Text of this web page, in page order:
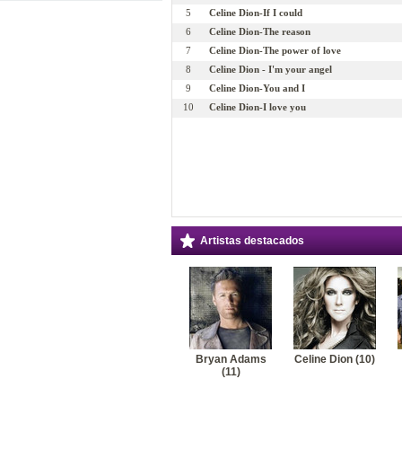
5
Celine Dion-If I could
6
Celine Dion-The reason
7
Celine Dion-The power of love
8
Celine Dion - I'm your angel
9
Celine Dion-You and I
10
Celine Dion-I love you
Artistas destacados
Bryan Adams
(11)
Celine Dion (10)